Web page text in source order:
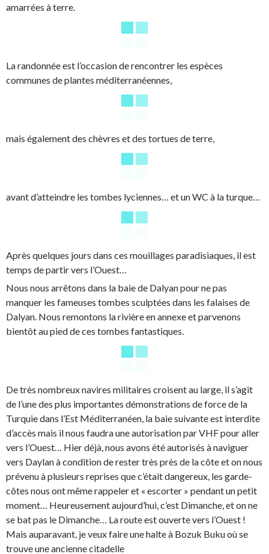
amarrées à terre.
La randonnée est l’occasion de rencontrer les espèces
communes de plantes méditerranéennes,
mais également des chèvres et des tortues de terre,
avant d’atteindre les tombes lyciennes… et un WC à la turque…
Après quelques jours dans ces mouillages paradisiaques, il est
temps de partir vers l’Ouest…
Nous nous arrêtons dans la baie de Dalyan pour ne pas
manquer les fameuses tombes sculptées dans les falaises de
Dalyan. Nous remontons la rivière en annexe et parvenons
bientôt au pied de ces tombes fantastiques.
De très nombreux navires militaires croisent au large, il s’agit
de l’une des plus importantes démonstrations de force de la
Turquie dans l’Est Méditerranéen, la baie suivante est interdite
d’accès mais il nous faudra une autorisation par VHF pour aller
vers l’Ouest… Hier déjà, nous avons été autorisés à naviguer
vers Daylan à condition de rester très près de la côte et on nous
prévenu à plusieurs reprises que c’était dangereux, les garde-
côtes nous ont même rappeler et « escorter » pendant un petit
moment… Heureusement aujourd’hui, c’est Dimanche, et on ne
se bat pas le Dimanche… La route est ouverte vers l’Ouest !
Mais auparavant, je veux faire une halte à Bozuk Buku où se
trouve une ancienne citadelle